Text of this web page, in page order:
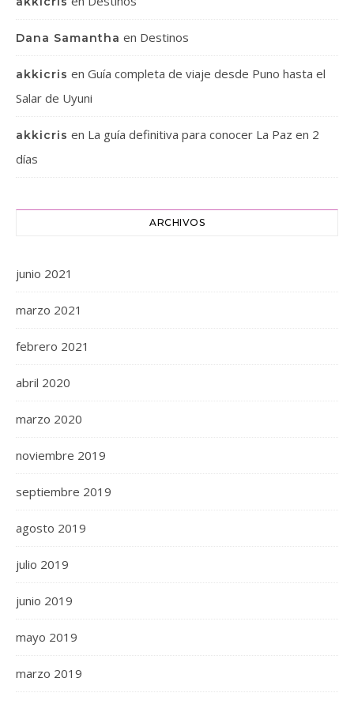
Dana Samantha en Destinos
akkicris en Guía completa de viaje desde Puno hasta el
Salar de Uyuni
akkicris en La guía definitiva para conocer La Paz en 2
días
ARCHIVOS
junio 2021
marzo 2021
febrero 2021
abril 2020
marzo 2020
noviembre 2019
septiembre 2019
agosto 2019
julio 2019
junio 2019
mayo 2019
marzo 2019